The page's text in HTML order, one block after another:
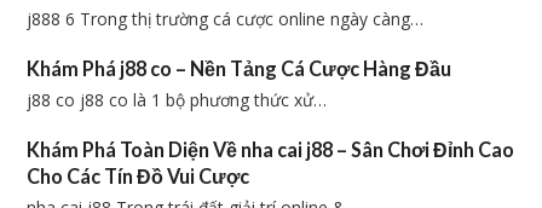
j888 6 Trong thị trường cá cược online ngày càng…
Khám Phá j88 co – Nền Tảng Cá Cược Hàng Đầu
j88 co j88 co là 1 bộ phương thức xử…
Khám Phá Toàn Diện Về nha cai j88 – Sân Chơi Đỉnh Cao
Cho Các Tín Đồ Vui Cược